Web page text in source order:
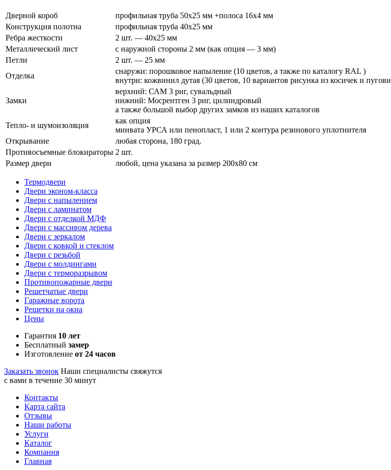
Дверной короб
профильная труба 50х25 мм +полоса 16х4 мм
Конструкция полотна
профильная труба 40х25 мм
Ребра жесткости
2 шт. — 40х25 мм
Металлический лист
с наружной стороны 2 мм (как опция — 3 мм)
Петли
2 шт. — 25 мм
Отделка
снаружи: порошковое напыление (10 цветов, а также по каталогу RAL )
внутри: кожвинил дутая (30 цветов, 10 вариантов рисунка из косичек и
Замки
верхний: САМ 3 риг, сувальдный
нижний: Мосрентген 3 риг, цилиндровый
а также большой выбор других замков из наших каталогов
Тепло- и шумоизоляция
как опция
минвата УРСА или пенопласт, 1 или 2 контура резинового уплотнителя
Открывание
любая сторона, 180 град.
Противосъемные блокираторы 2 шт.
Размер двери
любой, цена указана за размер 200х80 см
Термодвери
Двери эконом-класса
Двери с напылением
Двери с ламинатом
Двери с отделкой МДФ
Двери с массивом дерева
Двери с зеркалом
Двери с ковкой и стеклом
Двери с резьбой
Двери с молдингами
Двери с терморазрывом
Противопожарные двери
Решетчатые двери
Гаражные ворота
Решетки на окна
Цены
Гарантия 10 лет
Бесплатный замер
Изготовление от 24 часов
Заказать звонок Наши специалисты свяжутся
с вами в течение 30 минут
Контакты
Карта сайта
Отзывы
Наши работы
Услуги
Каталог
Компания
Главная